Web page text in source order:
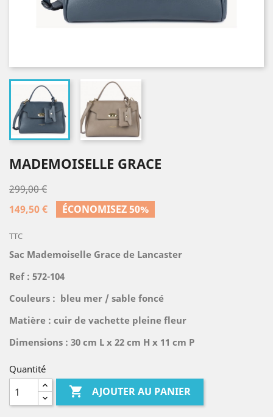
MADEMOISELLE GRACE
299,00 €
149,50 €
ÉCONOMISEZ 50%
TTC
Sac Mademoiselle Grace de Lancaster
Ref : 572-104
Couleurs : bleu mer / sable foncé
Matière : cuir de vachette pleine fleur
Dimensions : 30 cm L x 22 cm H x 11 cm P
Quantité
 AJOUTER AU PANIER